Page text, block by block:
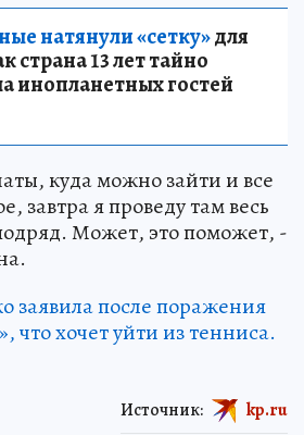
натянули «сетку»для
страна 13 лет тайно
инопланетных гостей
куда можно зайти и все
завтра я проведу там весь
Может, это поможет, -
заявила после поражения
что хочет уйти из тенниса.
Источник: kp.ru